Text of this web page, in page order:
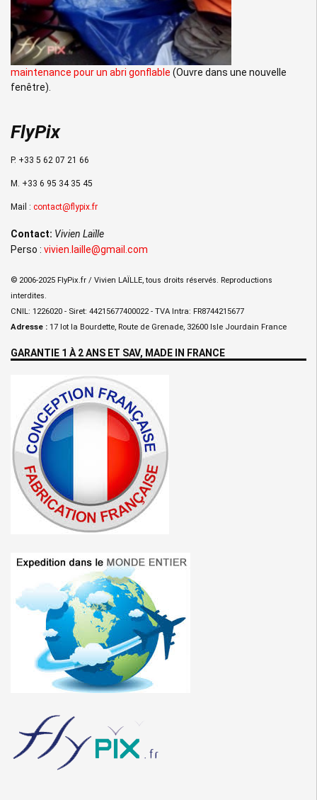
maintenance pour un abri gonflable (Ouvre dans une nouvelle
fenêtre).
FlyPix
P. +33 5 62 07 21 66
M. +33 6 95 34 35 45
Mail : contact@flypix.fr
Contact: Vivien Laïlle
Perso : vivien.laille@gmail.com
© 2006-2025 FlyPix.fr / Vivien LAÏLLE, tous droits réservés. Reproductions
interdites.
CNIL: 1226020 - Siret: 44215677400022 - TVA Intra: FR8744215677
Adresse : 17 lot la Bourdette, Route de Grenade, 32600 Isle Jourdain France
GARANTIE 1 À 2 ANS ET SAV, MADE IN FRANCE